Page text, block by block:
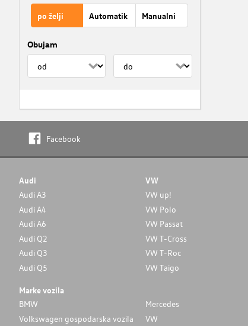
po želji Automatik Manualni
Obujam
Facebook
Audi
Audi A3
Audi A4
Audi A6
Audi Q2
Audi Q3
Audi Q5
VW
VW up!
VW Polo
VW Passat
VW T-Cross
VW T-Roc
VW Taigo
Marke vozila
BMW
Mercedes
Volkswagen gospodarska vozila
VW